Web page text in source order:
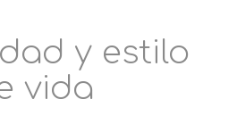
y estilo
vida